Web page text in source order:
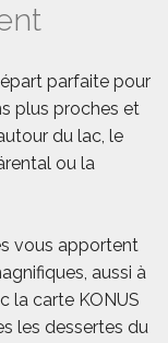
parfaite pour
plus proches et
du lac, le
ou la
vous apportent
aussi à
la carte KONUS
les dessertes du